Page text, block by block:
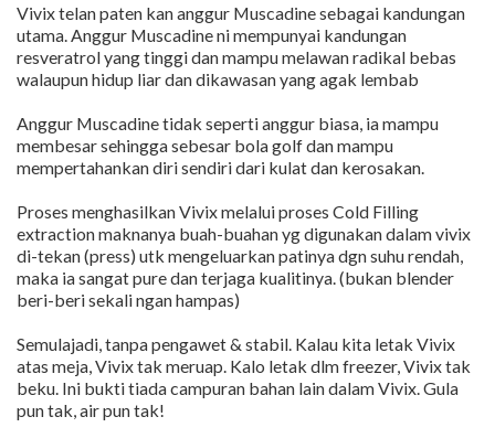
Vivix telan paten kan anggur Muscadine sebagai kandungan
utama. Anggur Muscadine ni mempunyai kandungan
resveratrol yang tinggi dan mampu melawan radikal bebas
walaupun hidup liar dan dikawasan yang agak lembab
Anggur Muscadine tidak seperti anggur biasa, ia mampu
membesar sehingga sebesar bola golf dan mampu
mempertahankan diri sendiri dari kulat dan kerosakan.
Proses menghasilkan Vivix melalui proses Cold Filling
extraction maknanya buah-buahan yg digunakan dalam vivix
di-tekan (press) utk mengeluarkan patinya dgn suhu rendah,
maka ia sangat pure dan terjaga kualitinya. (bukan blender
beri-beri sekali ngan hampas)
Semulajadi, tanpa pengawet & stabil. Kalau kita letak Vivix
atas meja, Vivix tak meruap. Kalo letak dlm freezer, Vivix tak
beku. Ini bukti tiada campuran bahan lain dalam Vivix. Gula
pun tak, air pun tak!